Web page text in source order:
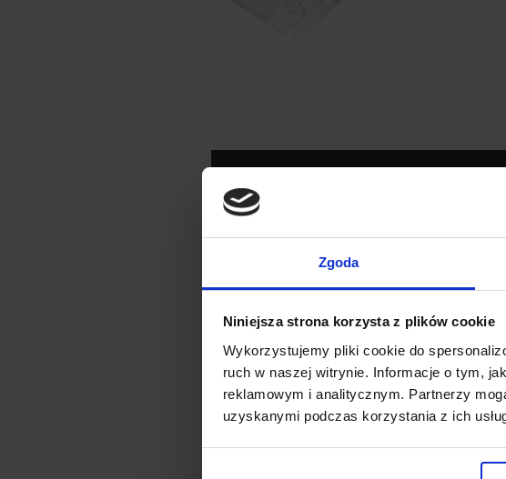
Zgoda
Niniejsza strona korzysta z plików cookie
Wykorzystujemy pliki cookie do
ruch w naszej witrynie. Informacje o tym,
reklamowym i analitycznym. Partnerzy
uzyskanymi podczas korzystania z ich